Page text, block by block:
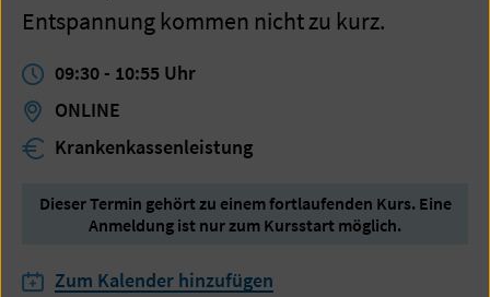
Entspannung kommen nicht zu kurz.
09:30 - 10:55 Uhr
ONLINE
Krankenkassenleistung
Dieser Termin gehört zu einem fortlaufenden Kurs. Eine
Anmeldung ist nur zum Kursstart möglich.
Zum Kalender hinzufügen